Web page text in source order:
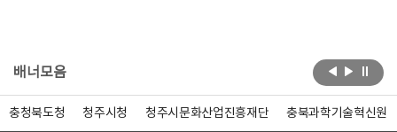
배너모음
충청북도청 청주시청 청주시문화산업진흥재단 충북과학기술혁신원